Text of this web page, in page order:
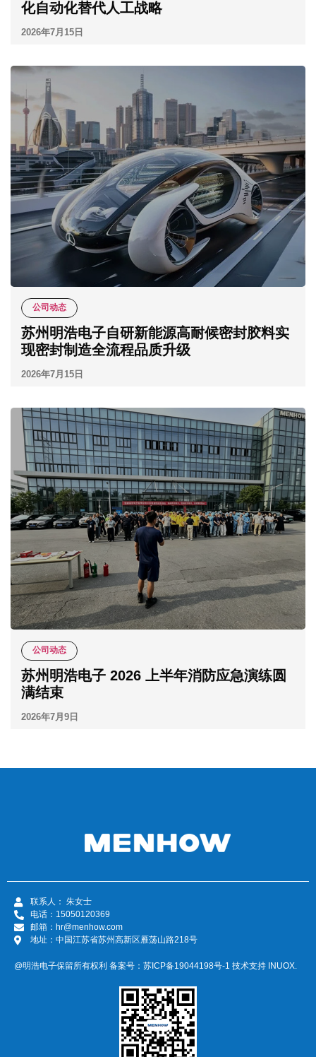
化自动化替代人工战略
2026年7月15日
公司动态
苏州明浩电子自研新能源高耐候密封胶料实
现密封制造全流程品质升级
2026年7月15日
公司动态
苏州明浩电子 2026 上半年消防应急演练圆
满结束
2026年7月9日
联系人： 朱女士
电话：15050120369
邮箱：hr@menhow.com
地址：中国江苏省苏州高新区雁荡山路218号
@明浩电子保留所有权利 备案号： 苏ICP备19044198号-1 技术支持 INUOX.